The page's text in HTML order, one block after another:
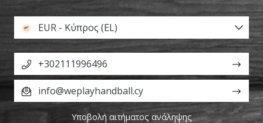
EUR - Κύπρος (EL)
+302111996496
info@weplayhandball.cy
Υποβολή αιτήματος ανάληψης